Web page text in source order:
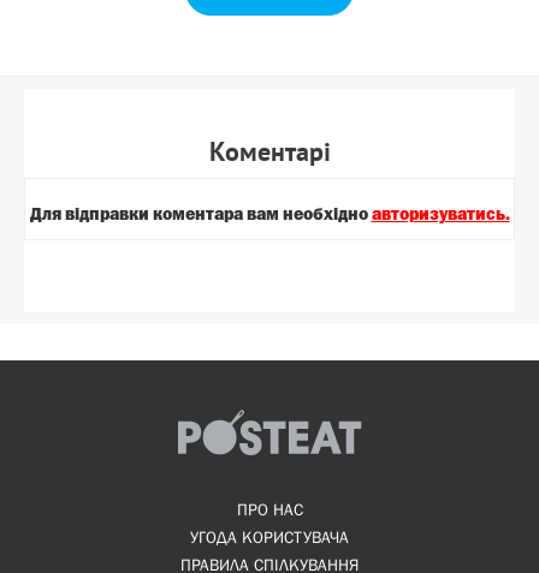
Коментарi
Для вiдправки коментара вам необхiдно авторизуватись.
ПРО НАС
УГОДА КОРИСТУВАЧА
ПРАВИЛА СПІЛКУВАННЯ